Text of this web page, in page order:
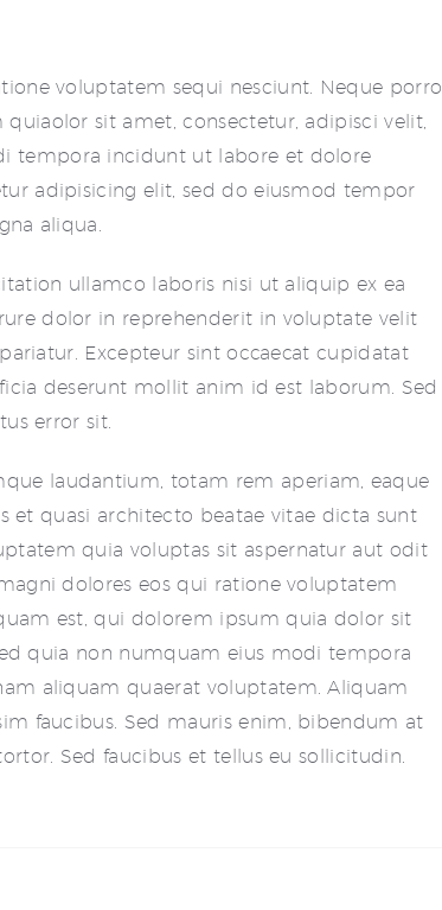
voluptatem sequi nesciunt. Neque porro
sit amet, consectetur, adipisci velit,
tempora incidunt ut labore et dolore
adipisicing elit, sed do eiusmod tempor
aliqua.
ullamco laboris nisi ut aliquip ex ea
dolor in reprehenderit in voluptate velit
Excepteur sint occaecat cupidatat
deserunt mollit anim id est laborum. Sed
error sit.
laudantium, totam rem aperiam, eaque
et quasi architecto beatae vitae dicta sunt
quia voluptas sit aspernatur aut odit
dolores eos qui ratione voluptatem
est, qui dolorem ipsum quia dolor sit
quia non numquam eius modi tempora
aliquam quaerat voluptatem. Aliquam
faucibus. Sed mauris enim, bibendum at
Sed faucibus et tellus eu sollicitudin.